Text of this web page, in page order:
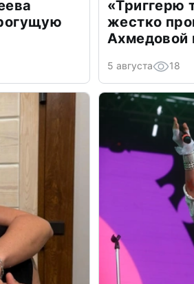
«Триггерю
жестко
Ахмедовой
5 августа 18